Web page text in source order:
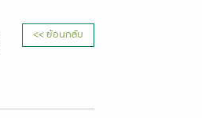
<< ย้อนกลับ